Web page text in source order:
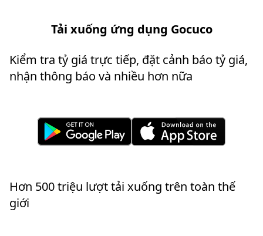
Tải xuống ứng dụng Gocuco
Kiểm tra tỷ giá trực tiếp, đặt cảnh báo tỷ giá,
nhận thông báo và nhiều hơn nữa
Hơn 500 triệu lượt tải xuống trên toàn thế
giới